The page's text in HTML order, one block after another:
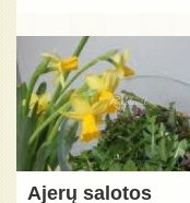
Ajerų salotos